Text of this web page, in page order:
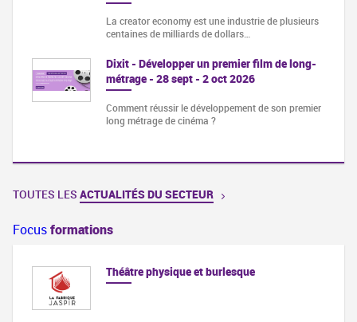
La creator economy est une industrie de plusieurs
centaines de milliards de dollars…
Dixit - Développer un premier film de long-
métrage - 28 sept - 2 oct 2026
Comment réussir le développement de son premier
long métrage de cinéma ?
TOUTES LES ACTUALITÉS DU SECTEUR
Focusformations
Théâtre physique et burlesque